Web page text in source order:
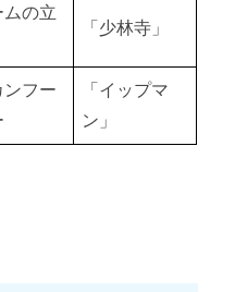
【おすすめカンフー映画13
1981） 【おすすめカンフ
めカンフー映画13選⑧】
ムの立
「少林寺」
フー
「イップマ
ン」